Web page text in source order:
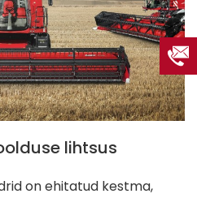
lihtsus
on ehitatud kestma,